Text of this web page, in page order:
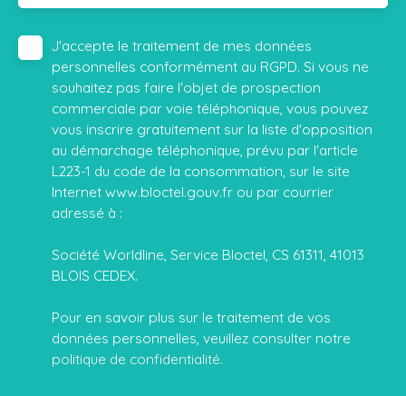
J'accepte le traitement de mes données
personnelles conformément au RGPD. Si vous ne
souhaitez pas faire l'objet de prospection
commerciale par voie téléphonique, vous pouvez
vous inscrire gratuitement sur la liste d'opposition
au démarchage téléphonique, prévu par l'article
L223-1 du code de la consommation, sur le site
Internet www.bloctel.gouv.fr ou par courrier
adressé à :
Société Worldline, Service Bloctel, CS 61311, 41013
BLOIS CEDEX.
Pour en savoir plus sur le traitement de vos
données personnelles, veuillez consulter notre
politique de confidentialité.